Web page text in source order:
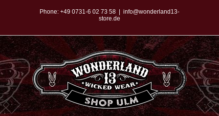
springen
Phone: +49 0731-6 02 73 58
info@wonderland13-
store.de